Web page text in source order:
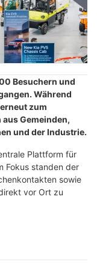
Besuchern und
Während
zum
Gemeinden,
und der Industrie.
Plattform für
Fokus standen der
sowie
vor Ort zu